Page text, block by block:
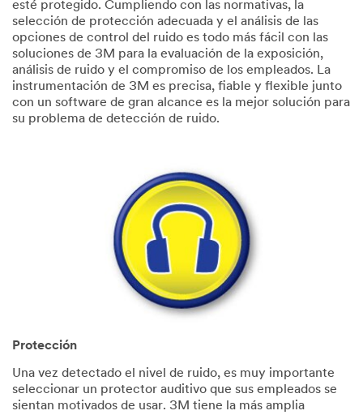
esté protegido. Cumpliendo con las normativas, la
selección de protección adecuada y el análisis de las
opciones de control del ruido es todo más fácil con las
soluciones de 3M para la evaluación de la exposición,
análisis de ruido y el compromiso de los empleados. La
instrumentación de 3M es precisa, fiable y flexible junto
con un software de gran alcance es la mejor solución para
su problema de detección de ruido.
Protección
Una vez detectado el nivel de ruido, es muy importante
seleccionar un protector auditivo que sus empleados se
sientan motivados de usar. 3M tiene la más amplia